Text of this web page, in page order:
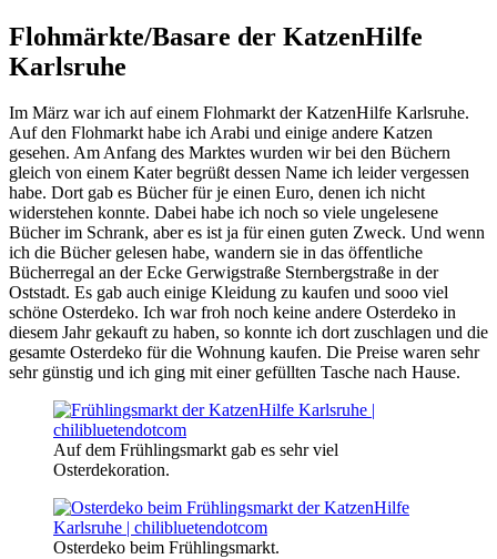
Flohmärkte/Basare der KatzenHilfe
Karlsruhe
Im März war ich auf einem Flohmarkt der KatzenHilfe Karlsruhe.
Auf den Flohmarkt habe ich Arabi und einige andere Katzen
gesehen. Am Anfang des Marktes wurden wir bei den Büchern
gleich von einem Kater begrüßt dessen Name ich leider vergessen
habe. Dort gab es Bücher für je einen Euro, denen ich nicht
widerstehen konnte. Dabei habe ich noch so viele ungelesene
Bücher im Schrank, aber es ist ja für einen guten Zweck. Und wenn
ich die Bücher gelesen habe, wandern sie in das öffentliche
Bücherregal an der Ecke Gerwigstraße Sternbergstraße in der
Oststadt. Es gab auch einige Kleidung zu kaufen und sooo viel
schöne Osterdeko. Ich war froh noch keine andere Osterdeko in
diesem Jahr gekauft zu haben, so konnte ich dort zuschlagen und die
gesamte Osterdeko für die Wohnung kaufen. Die Preise waren sehr
sehr günstig und ich ging mit einer gefüllten Tasche nach Hause.
Auf dem Frühlingsmarkt gab es sehr viel
Osterdekoration.
Osterdeko beim Frühlingsmarkt.